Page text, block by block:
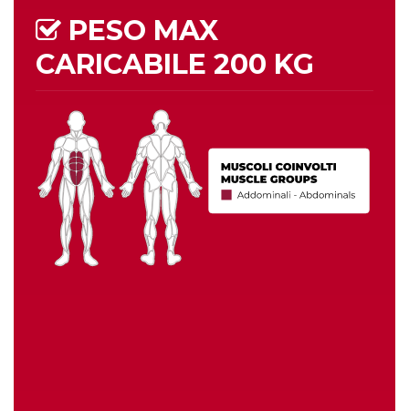
PESO MAX
CARICABILE 200 KG